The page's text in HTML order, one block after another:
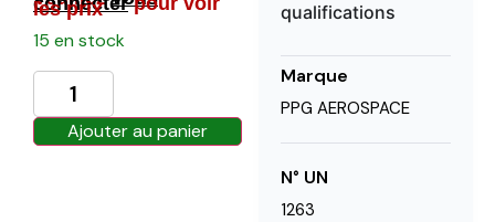
les prix
15 en stock
Ajouter au panier
qualifications
Marque
PPG AEROSPACE
N° UN
1263